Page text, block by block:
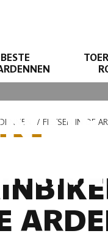
DE
FIETSEN IN DE